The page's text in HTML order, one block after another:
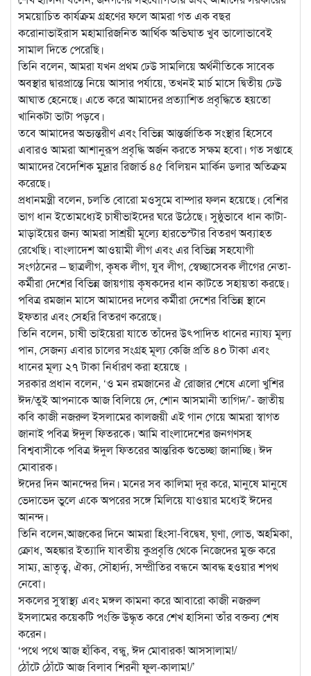
সময়োচিত কার্যক্রম গ্রহণের ফলে আমরা গত এক বছর
করোনাভাইরাস মহামারিজনিত আর্থিক অভিঘাত খুব ভালোভাবেই
সামাল দিতে পেরেছি।
তিনি বলেন, আমরা যখন প্রথম ঢেউ সামলিয়ে অর্থনীতিকে সাবেক
অবস্থার দ্বারপ্রান্তে নিয়ে আসার পর্যায়ে, তখনই মার্চ মাসে দ্বিতীয় ঢেউ
আঘাত হেনেছে। এতে করে আমাদের প্রত্যাশিত প্রবৃদ্ধিতে হয়তো
খানিকটা ভাটা পড়বে।
তবে আমাদের অভ্যন্তরীণ এবং বিভিন্ন আন্তর্জাতিক সংস্থার হিসেবে
এবারও আমরা আশানুরূপ প্রবৃদ্ধি অর্জন করতে সক্ষম হবো। গত সপ্তাহে
আমাদের বৈদেশিক মুদ্রার রিজার্ভ ৪৫ বিলিয়ন মার্কিন ডলার অতিক্রম
করেছে।
প্রধানমন্ত্রী বলেন, চলতি বোরো মওসুমে বাম্পার ফলন হয়েছে। বেশির
ভাগ ধান ইতোমধ্যেই চাষীভাইদের ঘরে উঠেছে। সুষ্ঠুভাবে ধান কাটা-
মাড়াইয়ের জন্য আমরা সাশ্রয়ী মূল্যে হারভেস্টার বিতরণ অব্যাহত
রেখেছি। বাংলাদেশ আওয়ামী লীগ এবং এর বিভিন্ন সহযোগী
সংগঠনের – ছাত্রলীগ, কৃষক লীগ, যুব লীগ, স্বেচ্ছাসেবক লীগের নেতা-
কর্মীরা দেশের বিভিন্ন জায়গায় কৃষকদের ধান কাটতে সহায়তা করছে।
পবিত্র রমজান মাসে আমাদের দলের কর্মীরা দেশের বিভিন্ন স্থানে
ইফতার এবং সেহরি বিতরণ করেছে।
তিনি বলেন, চাষী ভাইয়েরা যাতে তাঁদের উৎপাদিত ধানের ন্যায্য মূল্য
পান, সেজন্য এবার চালের সংগ্রহ মূল্য কেজি প্রতি ৪০ টাকা এবং
ধানের মূল্য ২৭ টাকা নির্ধারণ করা হয়েছে ।
সরকার প্রধান বলেন, ‘ও মন রমজানের ঐ রোজার শেষে এলো খুশির
ঈদ/তুই আপনাকে আজ বিলিয়ে দে, শোন আসমানী তাগিদ/’- জাতীয়
কবি কাজী নজরুল ইসলামের কালজয়ী এই গান গেয়ে আমরা স্বাগত
জানাই পবিত্র ঈদুল ফিতরকে। আমি বাংলাদেশের জনগণসহ
বিশ্ববাসীকে পবিত্র ঈদুল ফিতরের আন্তরিক শুভেচ্ছা জানাচ্ছি। ঈদ
মোবারক।
ঈদের দিন আনন্দের দিন। মনের সব কালিমা দূর করে, মানুষে মানুষে
ভেদাভেদ ভুলে একে অপরের সঙ্গে মিলিয়ে যাওয়ার মধ্যেই ঈদের
আনন্দ।
তিনি বলেন,আজকের দিনে আমরা হিংসা-বিদ্বেষ, ঘৃণা, লোভ, অহমিকা,
ক্রোধ, অহঙ্কার ইত্যাদি যাবতীয় কুপ্রবৃত্তি থেকে নিজেদের মুক্ত করে
সাম্য, ভ্রাতৃত্ব, ঐক্য, সৌহার্দ্য, সম্প্রীতির বন্ধনে আবদ্ধ হওয়ার শপথ
নেবো।
সকলের সুস্বাস্থ্য এবং মঙ্গল কামনা করে আবারো কাজী নজরুল
ইসলামের কয়েকটি পংক্তি উদ্ধৃত করে শেখ হাসিনা তাঁর বক্তব্য শেষ
করেন।
‘পথে পথে আজ হাঁকিব, বন্ধু, ঈদ মোবারক! আসসালাম!/
ঠোঁটে ঠোঁটে আজ বিলাব শিরনী ফুল-কালাম!/’